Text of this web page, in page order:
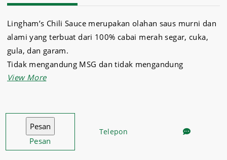
Lingham’s Chili Sauce merupakan olahan saus murni dan
alami yang terbuat dari 100% cabai merah segar, cuka,
gula, dan garam.
Tidak mengandung MSG dan tidak mengandung
pengawet atau pewarna makanan,
Memiliki kualitas rasa manis dan pedas yang pas, sangat
cocok untuk Anda penggemar sauce.
Dapatkan aneka produk sauce masakan berkualitas di
Pesan
Telepon